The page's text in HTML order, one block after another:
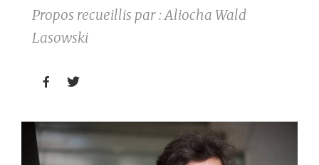
Propos recueillis par : Aliocha Wald
Lasowski
 